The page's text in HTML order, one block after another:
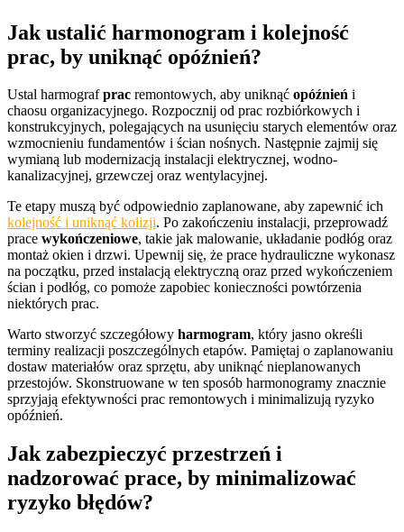
Jak ustalić harmonogram i kolejność
prac, by uniknąć opóźnień?
Ustal harmografprac remontowych, aby uniknąć opóźnień i
chaosu organizacyjnego. Rozpocznij od prac rozbiórkowych i
konstrukcyjnych, polegających na usunięciu starych elementów oraz
wzmocnieniu fundamentów i ścian nośnych. Następnie zajmij się
wymianą lub modernizacją instalacji elektrycznej, wodno-
kanalizacyjnej, grzewczej oraz wentylacyjnej.
Te etapy muszą być odpowiednio zaplanowane, aby zapewnić ich
kolejność i uniknąć kolizji. Po zakończeniu instalacji, przeprowadź
prace wykończeniowe, takie jak malowanie, układanie podłóg oraz
montaż okien i drzwi. Upewnij się, że prace hydrauliczne wykonasz
na początku, przed instalacją elektryczną oraz przed wykończeniem
ścian i podłóg, co pomoże zapobiec konieczności powtórzenia
niektórych prac.
Warto stworzyć szczegółowy harmogram, który jasno określi
terminy realizacji poszczególnych etapów. Pamiętaj o zaplanowaniu
dostaw materiałów oraz sprzętu, aby uniknąć nieplanowanych
przestojów. Skonstruowane w ten sposób harmonogramy znacznie
sprzyjają efektywności prac remontowych i minimalizują ryzyko
opóźnień.
Jak zabezpieczyć przestrzeń i
nadzorować prace, by minimalizować
ryzyko błędów?